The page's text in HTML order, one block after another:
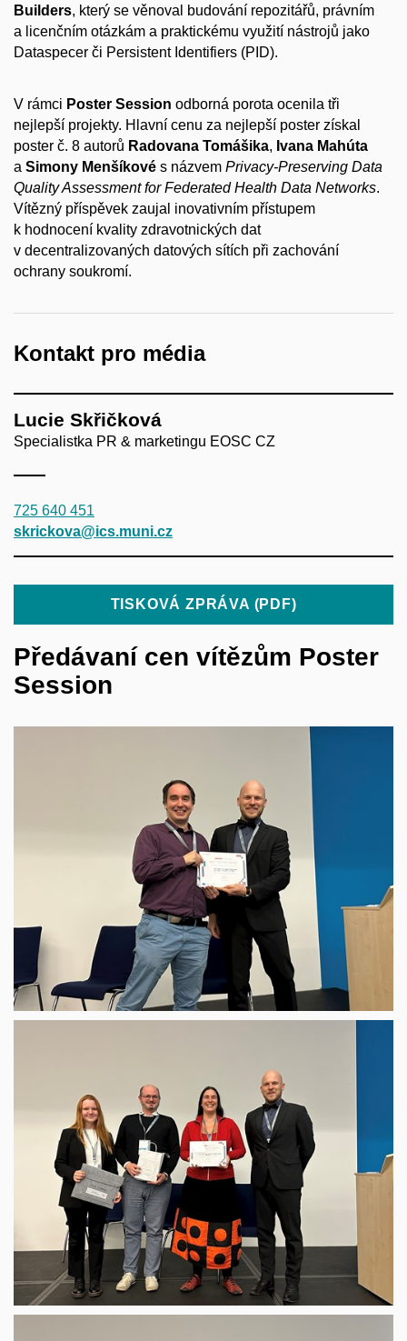
Builders, který se věnoval budování repozitářů, právním
a licenčním otázkám a praktickému využití nástrojů jako
Dataspecer či Persistent Identifiers (PID).
V rámci Poster Session odborná porota ocenila tři
nejlepší projekty. Hlavní cenu za nejlepší poster získal
poster č. 8 autorů Radovana Tomášika, Ivana Mahúta
a Simony Menšíkové s názvem Privacy-Preserving Data
Quality Assessment for Federated Health Data Networks.
Vítězný příspěvek zaujal inovativním přístupem
k hodnocení kvality zdravotnických dat
v decentralizovaných datových sítích při zachování
ochrany soukromí.
Kontakt pro média
Lucie Skřičková
Specialistka PR & marketingu EOSC CZ
725 640 451
skrickova@ics.muni.cz
TISKOVÁ ZPRÁVA (PDF)
Předávaní cen vítězům Poster
Session